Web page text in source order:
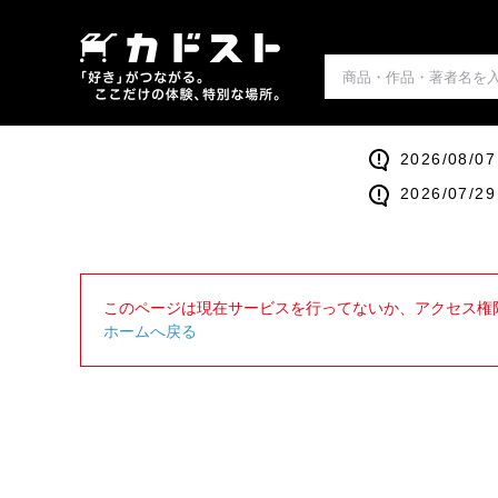
2026/08/07
2026/07/29
このページは現在サービスを行ってないか、アクセス
ホームへ戻る